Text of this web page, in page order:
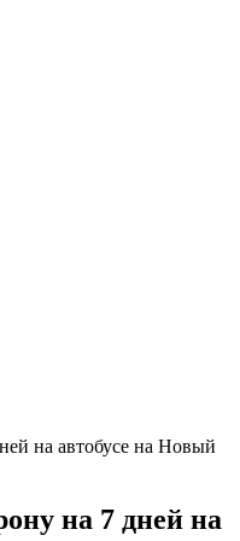
на 7 дней на